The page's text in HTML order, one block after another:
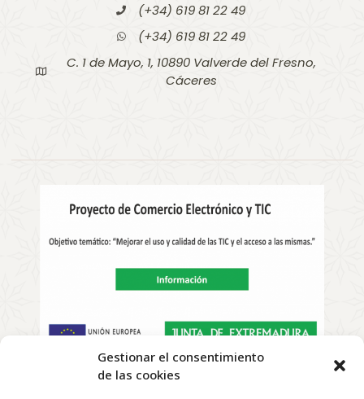
Gestionar el consentimiento
de las cookies
(+34) 619 81 22 49
(+34) 619 81 22 49
C. 1 de Mayo, 1, 10890 Valverde del Fresno,
Cáceres